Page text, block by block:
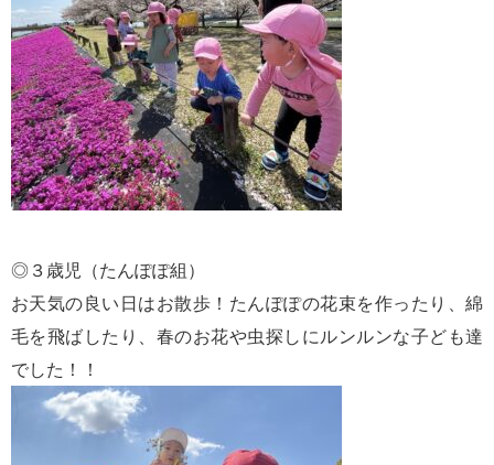
◎３歳児（たんぽぽ組）
お天気の良い日はお散歩！たんぽぽの花束を作ったり、綿
毛を飛ばしたり、春のお花や虫探しにルンルンな子ども達
でした！！